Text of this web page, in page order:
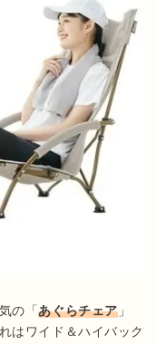
の「あぐらチェア」
はワイド＆ハイバック